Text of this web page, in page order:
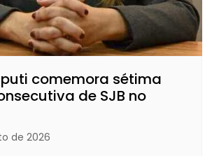
comemora sétima
de SJB no
de 2026